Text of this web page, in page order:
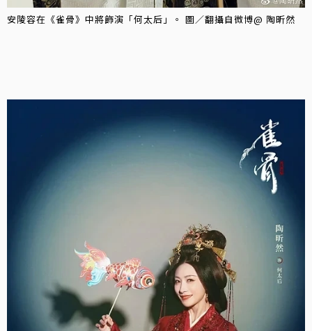
安陵容在《雀骨》中將飾演「何太后」。 圖／翻攝自微博@ 陶昕然